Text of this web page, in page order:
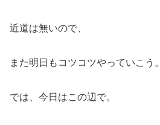
近道は無いので、
また明日もコツコツやっていこう。
では、今日はこの辺で。